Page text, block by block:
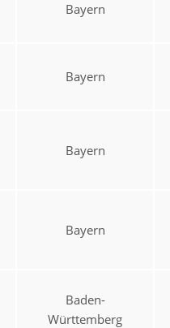
Bayern
Bayern
Bayern
Bayern
Baden-
Württemberg